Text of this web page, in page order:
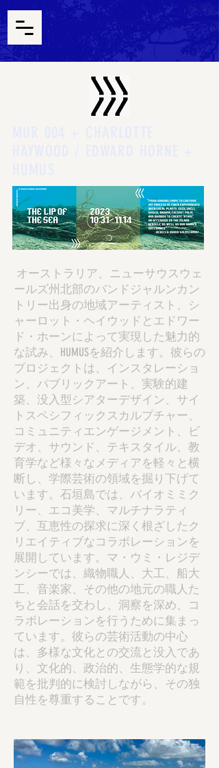
オーストラリア、ニューサウスウェ
ールズ州北部のバンドジャルンカン
トリー出身の地域アーティスト、シ
ャーロット・ヘイウッドとエドワー
ド・ホーンによって実現した魅力的
な試み、HUMUSを紹介します。彼らの
プロジェクトは、インスタレーショ
ン、パブリックアート、実験的建
築、没入型シアターデザイン、サイ
トスペシフィックスカルプチャー、
コミュニティエンゲージメント、ビ
デオ、サウンド、テキスタイル、教
育学など様々なメディアを軽々と横
断し、学際芸術の領域を掘り下げて
います。石垣島では、バイオミミク
リー、エコ美学、マルチナラティ
ブ、互恵性の探求に深く根ざしたク
リエイティブなコラボレーションを
展開しています。マ・ウミ・レジデ
ンシーでは、織物職人、大工、船大
工、音楽家、その他の地元の職人た
ちと会話を交わし、洞察を深め、コ
ラボレーションを行うために集まっ
ています。彼らの芸術活動の中心
は、多様な文化との交流と没入であ
り、文化的、政治的、生態学的な規
範を批判的に検討しながら、その独
自性を尊重することです。